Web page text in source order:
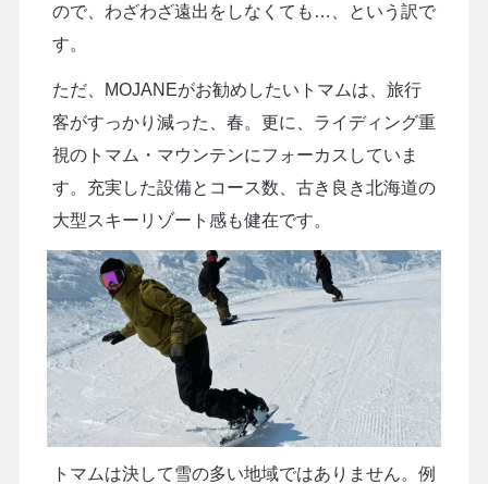
ので、わざわざ遠出をしなくても…、という訳で
す。
ただ、MOJANEがお勧めしたいトマムは、旅行
客がすっかり減った、春。更に、ライディング重
視のトマム・マウンテンにフォーカスしていま
す。充実した設備とコース数、古き良き北海道の
大型スキーリゾート感も健在です。
トマムは決して雪の多い地域ではありません。例